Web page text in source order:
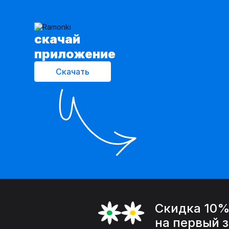
cкачай
приложение
Скачать
Скидка 10%
на первый